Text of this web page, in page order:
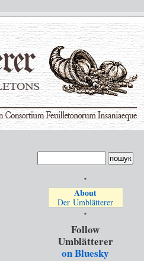
*
About
Der Umblätterer
*
Follow
Umblätterer
on Bluesky